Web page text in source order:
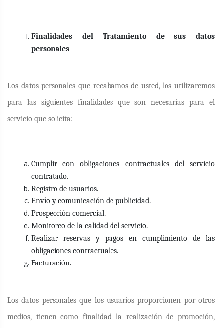
Finalidades del Tratamiento de sus datos
personales
Los datos personales que recabamos de usted, los utilizaremos
para las siguientes finalidades que son necesarias para el
servicio que solicita:
Cumplir con obligaciones contractuales del servicio
contratado.
Registro de usuarios.
Envío y comunicación de publicidad.
Prospección comercial.
Monitoreo de la calidad del servicio.
Realizar reservas y pagos en cumplimiento de las
obligaciones contractuales.
Facturación.
Los datos personales que los usuarios proporcionen por otros
medios, tienen como finalidad la realización de promoción,